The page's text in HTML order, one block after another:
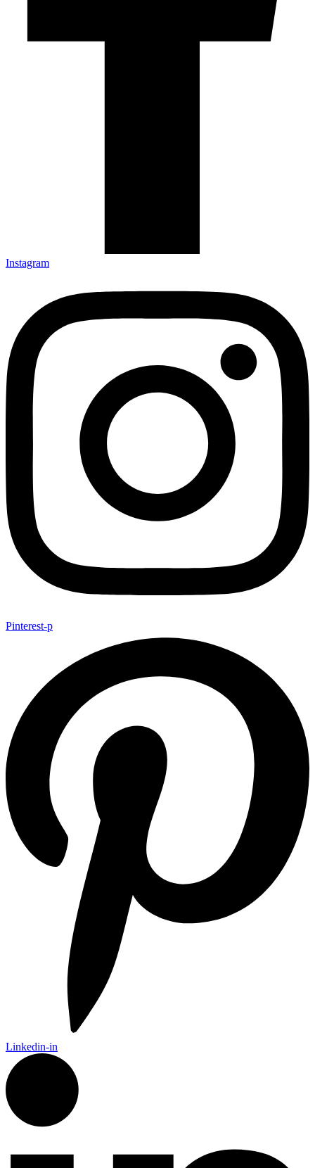
Instagram
Pinterest-p
Linkedin-in